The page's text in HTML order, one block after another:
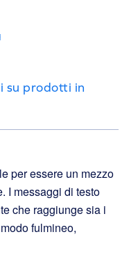
su prodotti in
per essere un mezzo
I messaggi di testo
che raggiunge sia i
fulmineo,